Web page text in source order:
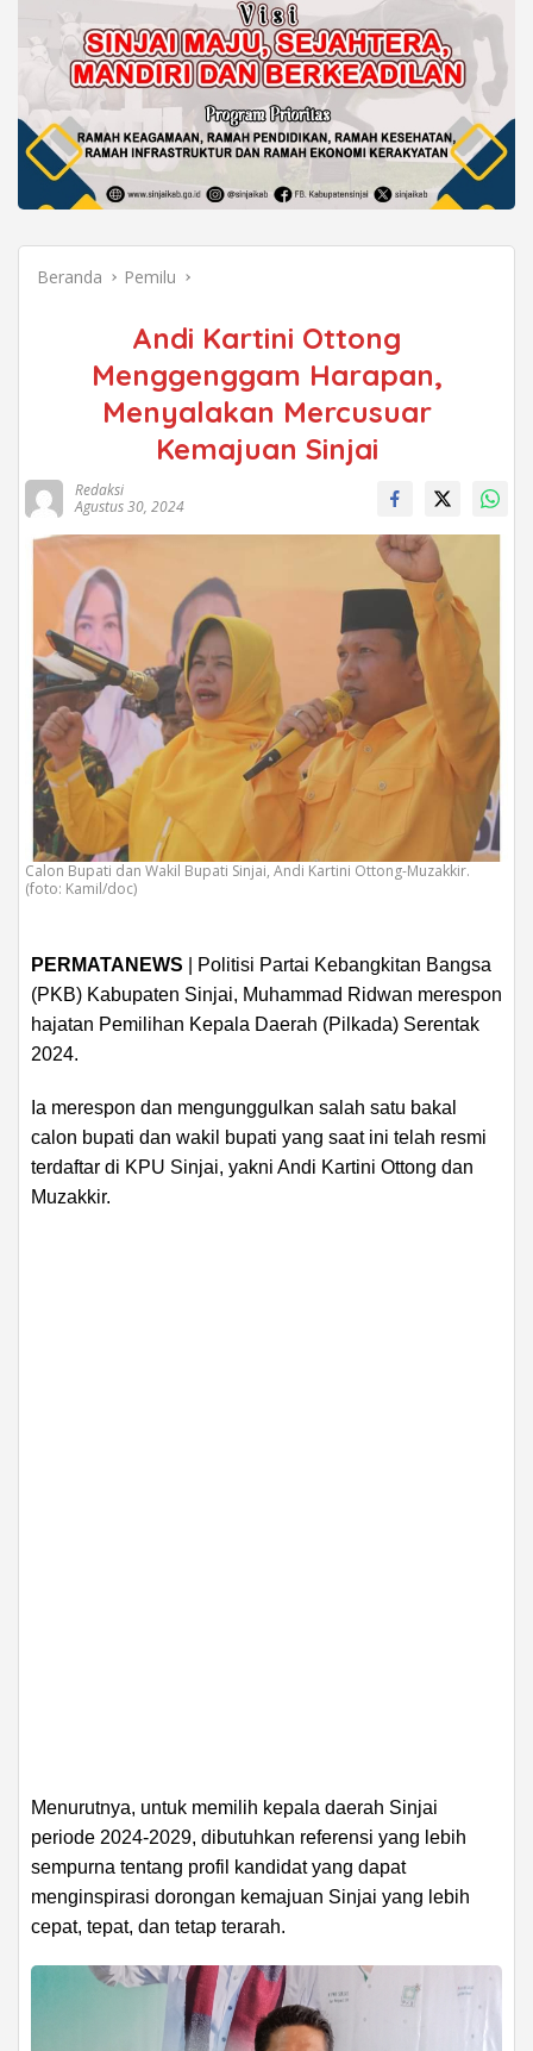
Beranda Pemilu
Andi Kartini Ottong
Menggenggam Harapan,
Menyalakan Mercusuar
Kemajuan Sinjai
Redaksi
Agustus 30, 2024
Calon Bupati dan Wakil Bupati Sinjai, Andi Kartini Ottong-Muzakkir.
(foto: Kamil/doc)
PERMATANEWS | Politisi Partai Kebangkitan Bangsa
(PKB) Kabupaten Sinjai, Muhammad Ridwan merespon
hajatan Pemilihan Kepala Daerah (Pilkada) Serentak
2024.
Ia merespon dan mengunggulkan salah satu bakal
calon bupati dan wakil bupati yang saat ini telah resmi
terdaftar di KPU Sinjai, yakni Andi Kartini Ottong dan
Muzakkir.
Menurutnya, untuk memilih kepala daerah Sinjai
periode 2024-2029, dibutuhkan referensi yang lebih
sempurna tentang profil kandidat yang dapat
menginspirasi dorongan kemajuan Sinjai yang lebih
cepat, tepat, dan tetap terarah.